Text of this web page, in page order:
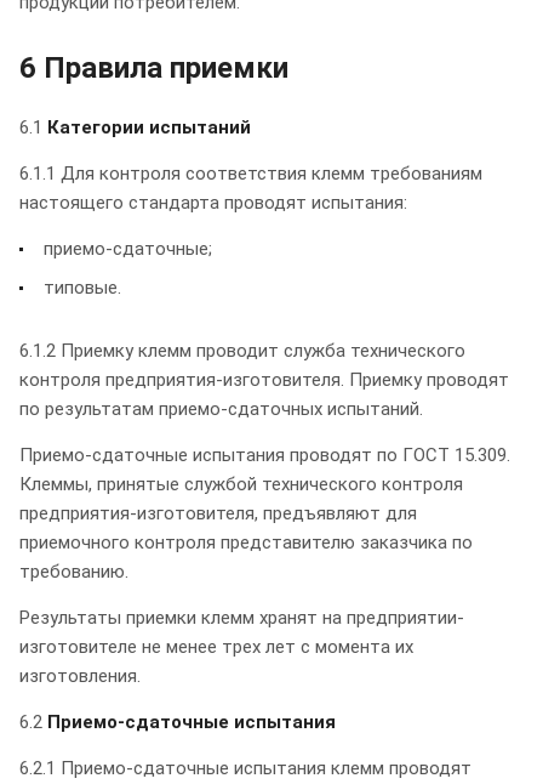
6 Правила приемки
6.1 Категории испытаний
6.1.1 Для контроля соответствия клемм требованиям
настоящего стандарта проводят испытания:
приемо-сдаточные;
типовые.
6.1.2 Приемку клемм проводит служба технического
контроля предприятия-изготовителя. Приемку проводят
по результатам приемо-сдаточных испытаний.
Приемо-сдаточные испытания проводят по ГОСТ 15.309.
Клеммы, принятые службой технического контроля
предприятия-изготовителя, предъявляют для
приемочного контроля представителю заказчика по
требованию.
Результаты приемки клемм хранят на предприятии-
изготовителе не менее трех лет с момента их
изготовления.
6.2 Приемо-сдаточные испытания
6.2.1 Приемо-сдаточные испытания клемм проводят